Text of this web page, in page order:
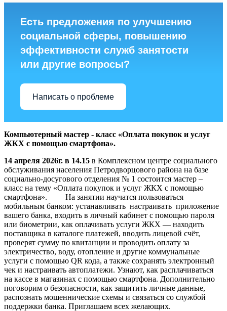
Есть предложения по улучшению
социальной сферы, повышению
эффективности служб занятости
или другие вопросы?
Написать о проблеме
Компьютерный мастер - класс «Оплата покупок и услуг
ЖКХ с помощью смартфона».
14 апреля 2026г. в 14.15 в Комплексном центре социального
обслуживания населения Петродворцового района на базе
социально-досугового отделения № 1 состоится мастер –
класс на тему «Оплата покупок и услуг ЖКХ с помощью
смартфона». На занятии научатся пользоваться
мобильным банком: устанавливать настраивать приложение
вашего банка, входить в личный кабинет с помощью пароля
или биометрии, как оплачивать услуги ЖКХ — находить
поставщика в каталоге платежей, вводить лицевой счёт,
проверят сумму по квитанции и проводить оплату за
электричество, воду, отопление и другие коммунальные
услуги с помощью QR кода, а также сохранять электронный
чек и настраивать автоплатежи. Узнают, как расплачиваться
на кассе в магазинах с помощью смартфона. Дополнительно
поговорим о безопасности, как защитить личные данные,
распознать мошеннические схемы и связаться со службой
поддержки банка. Приглашаем всех желающих.